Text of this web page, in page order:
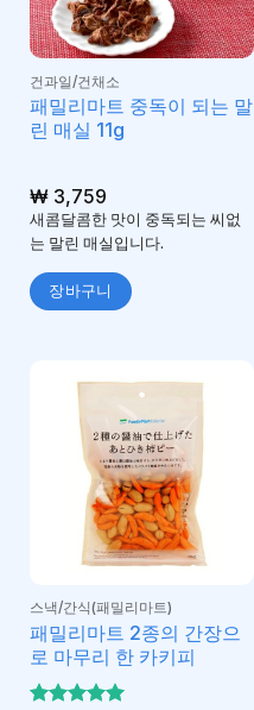
건과일/건채소
패밀리마트 중독이 되는 말
린 매실 11g
₩3,759
새콤달콤한 맛이 중독되는 씨없
는 말린 매실입니다.
장바구니
스낵/간식(패밀리마트)
패밀리마트 2종의 간장으
로 마무리 한 카키피